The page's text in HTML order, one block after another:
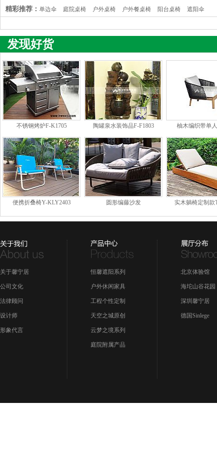
精彩推荐： 单边伞 庭院桌椅 户外桌椅 户外餐桌椅 阳台桌椅 遮阳伞
发现好货
不锈钢烤炉F-K1705 陶罐泉水装饰品F-F1803
柚木编织带单
SJ1707A
便携折叠椅Y-KLY2403 圆形编藤沙发 实木躺椅定制款
关于馨宁居
公司文化
法律顾问
设计师
形象代言
恒馨遮阳系列
户外休闲家具
工程个性定制
天空之城原创
云梦之境系列
庭院附属产品
北京体验馆
海坨山谷花园
深圳馨宁居
德国Sinlege